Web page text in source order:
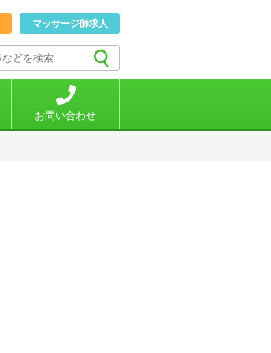
マッサージ師求人
お問い合わせ